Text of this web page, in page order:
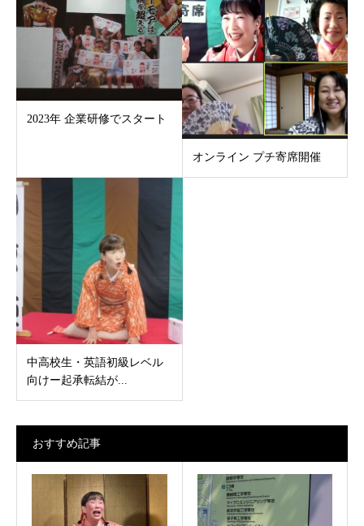
2023年 企業研修でスタート
オンライン プチ寄席開催
中高校生・英語初級レベル
向けー起承転結が...
おすすめ記事